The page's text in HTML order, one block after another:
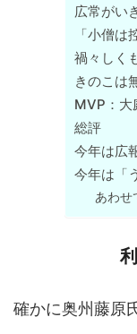
広常がい
「小僧は
禍々しく
きのこは
MVP：大
総評
今年は広
今年は「
あわせ
確かに奥州藤原